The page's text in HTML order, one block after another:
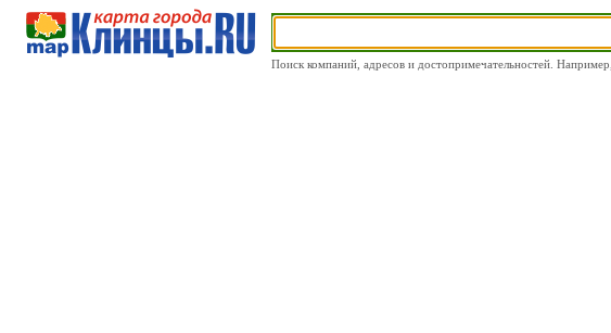
Поиск компаний, адресов и достопримечательностей. Например,